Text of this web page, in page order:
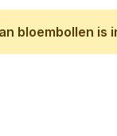
bloembollen is